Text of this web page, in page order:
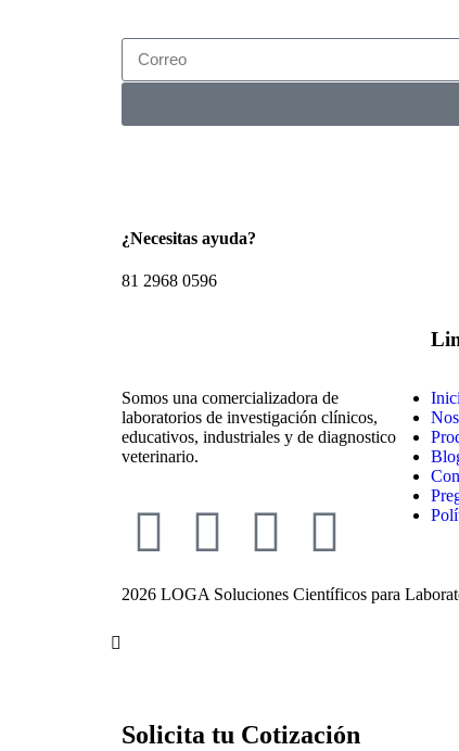
¿Necesitas ayuda?
81 2968 0596
Somos una comercializadora de
laboratorios de investigación clínicos,
educativos, industriales y de diagnostico
veterinario.
2026 LOGA Soluciones Científicos para
Solicita tu Cotización